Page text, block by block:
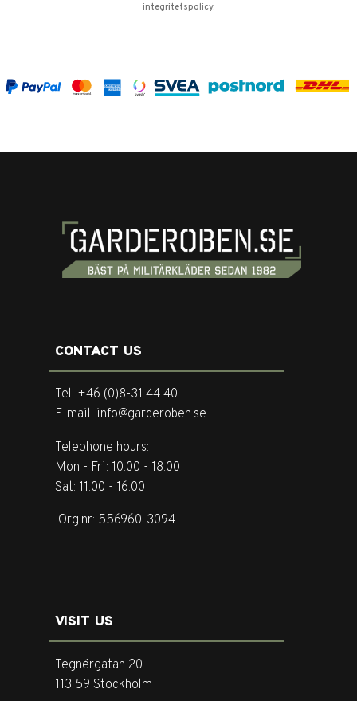
integritetspolicy.
CONTACT US
Tel. +46 (0)8-31 44 40
E-mail. info@garderoben.se
Telephone hours:
Mon - Fri: 10.00 - 18.00
Sat: 11.00 - 16.00
Org.nr: 556960-3094
VISIT US
Tegnérgatan 20
113 59 Stockholm